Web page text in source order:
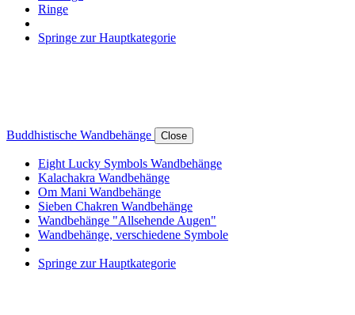
Ringe
Springe zur Hauptkategorie
Buddhistische Wandbehänge Close
Eight Lucky Symbols Wandbehänge
Kalachakra Wandbehänge
Om Mani Wandbehänge
Sieben Chakren Wandbehänge
Wandbehänge "Allsehende Augen"
Wandbehänge, verschiedene Symbole
Springe zur Hauptkategorie